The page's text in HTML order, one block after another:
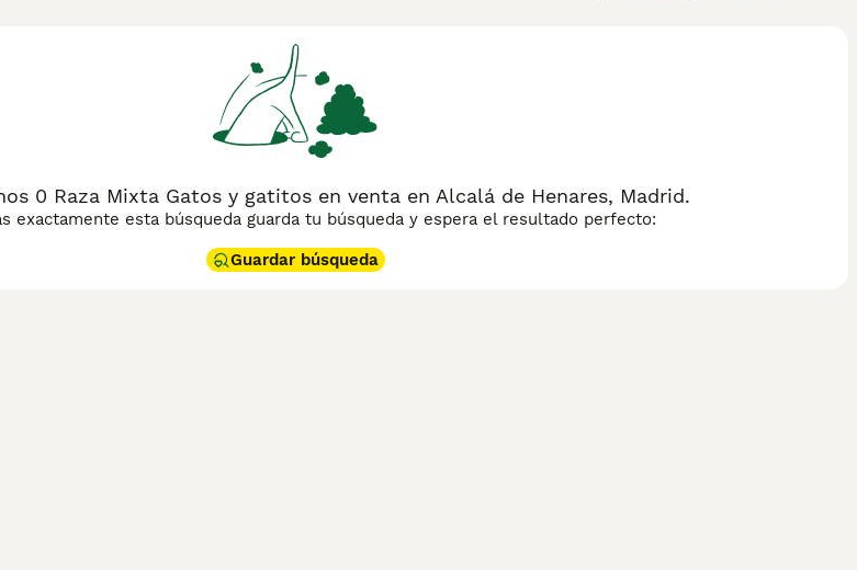
0 Raza Mixta Gatos y gatitos en venta en Alcalá de Henares, Madrid.
exactamente esta búsqueda guarda tu búsqueda y espera el resultado perfecto:
Guardar búsqueda